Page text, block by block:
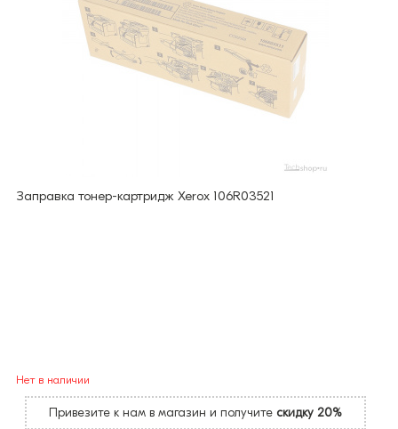
Заправка тонер-картридж Xerox 106R03521
Нет в наличии
Привезите к нам в магазин и получите скидку 20%